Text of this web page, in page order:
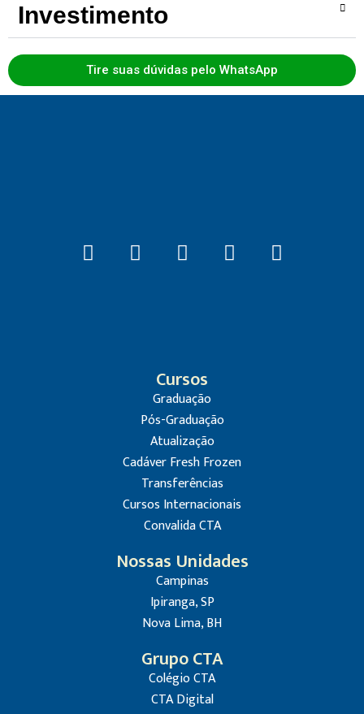
Investimento
Tire suas dúvidas pelo WhatsApp
Cursos
Graduação
Pós-Graduação
Atualização
Cadáver Fresh Frozen
Transferências
Cursos Internacionais
Convalida CTA
Nossas Unidades
Campinas
Ipiranga, SP
Nova Lima, BH
Grupo CTA
Colégio CTA
CTA Digital